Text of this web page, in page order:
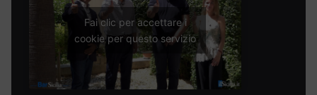
Fai clic per accettare i
cookie per questo servizio